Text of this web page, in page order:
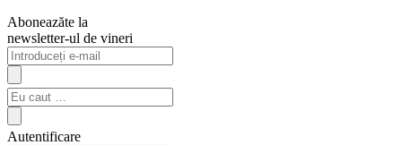
Aboneazăte la
newsletter-ul de vineri
Autentificare